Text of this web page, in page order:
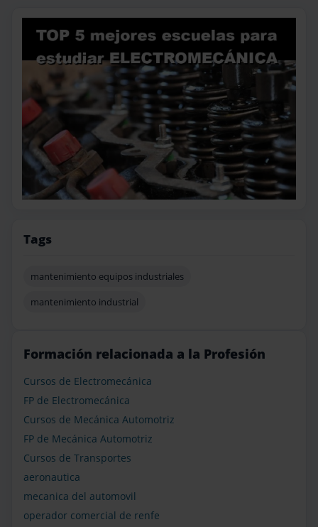
Tags
mantenimiento equipos industriales
mantenimiento industrial
Formación relacionada a la Profesión
Cursos de Electromecánica
FP de Electromecánica
Cursos de Mecánica Automotriz
FP de Mecánica Automotriz
Cursos de Transportes
aeronautica
mecanica del automovil
operador comercial de renfe